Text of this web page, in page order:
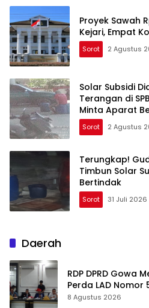
Proyek Sawah
Kejari, Empat
Sorot 2 Agustus
Solar Subsidi
Terangan di
Minta Aparat
Sorot 2 Agustus
Terungkap!
Timbun Solar
Bertindak
Sorot 31 Juli 2026
Daerah
RDP DPRD Gowa
Perda LAD Nomor
8 Agustus 2026